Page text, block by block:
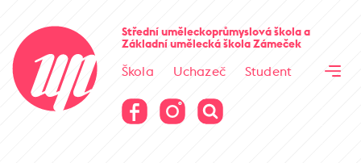
Střední uměleckoprůmyslová školaa
Základní umělecká školaZámeček
Škola Uchazeč
Student
Virtuální prohlídka
Virtuální prohlídka